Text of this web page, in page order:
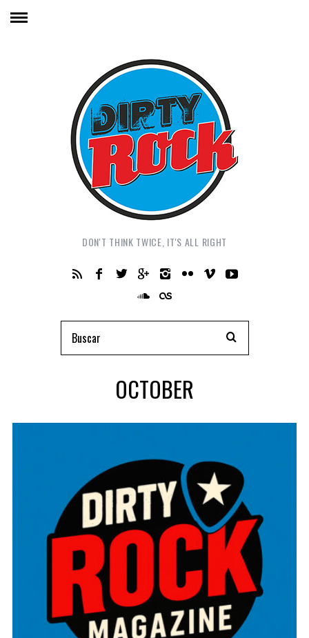
DON'T THINK TWICE, IT'S ALL RIGHT
OCTOBER